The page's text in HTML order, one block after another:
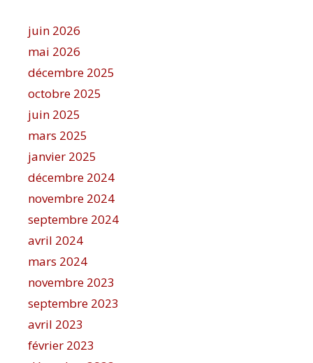
juin 2026
mai 2026
décembre 2025
octobre 2025
juin 2025
mars 2025
janvier 2025
décembre 2024
novembre 2024
septembre 2024
avril 2024
mars 2024
novembre 2023
septembre 2023
avril 2023
février 2023